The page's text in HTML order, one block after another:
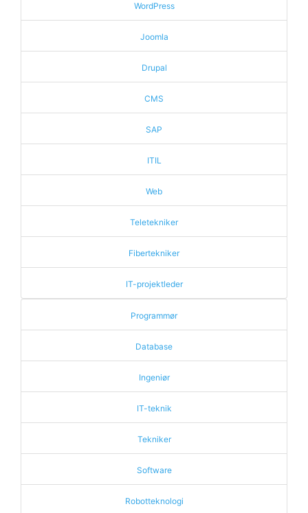
WordPress
Joomla
Drupal
CMS
SAP
ITIL
Web
Teletekniker
Fibertekniker
IT-projektleder
Programmør
Database
Ingeniør
IT-teknik
Tekniker
Software
Robotteknologi